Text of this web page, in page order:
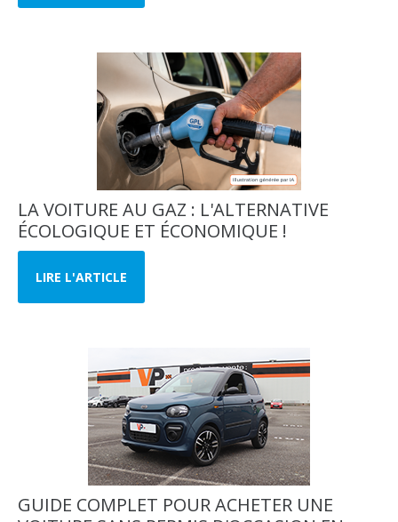
LA VOITURE AU GAZ : L'ALTERNATIVE
ÉCOLOGIQUE ET ÉCONOMIQUE !
LIRE L'ARTICLE
GUIDE COMPLET POUR ACHETER UNE